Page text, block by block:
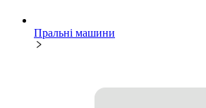
Пральні машини